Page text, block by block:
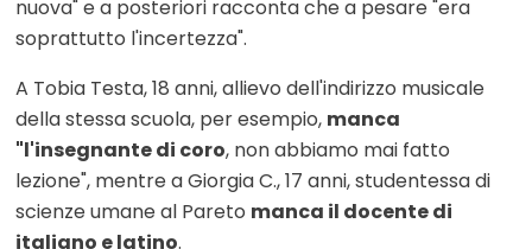
nuova" e a posteriori racconta che a pesare "era
soprattutto l'incertezza".
A Tobia Testa, 18 anni, allievo dell'indirizzo musicale
della stessa scuola, per esempio, manca
"l'insegnante di coro, non abbiamo mai fatto
lezione", mentre a Giorgia C., 17 anni, studentessa di
scienze umane al Pareto manca il docente di
italiano e latino.